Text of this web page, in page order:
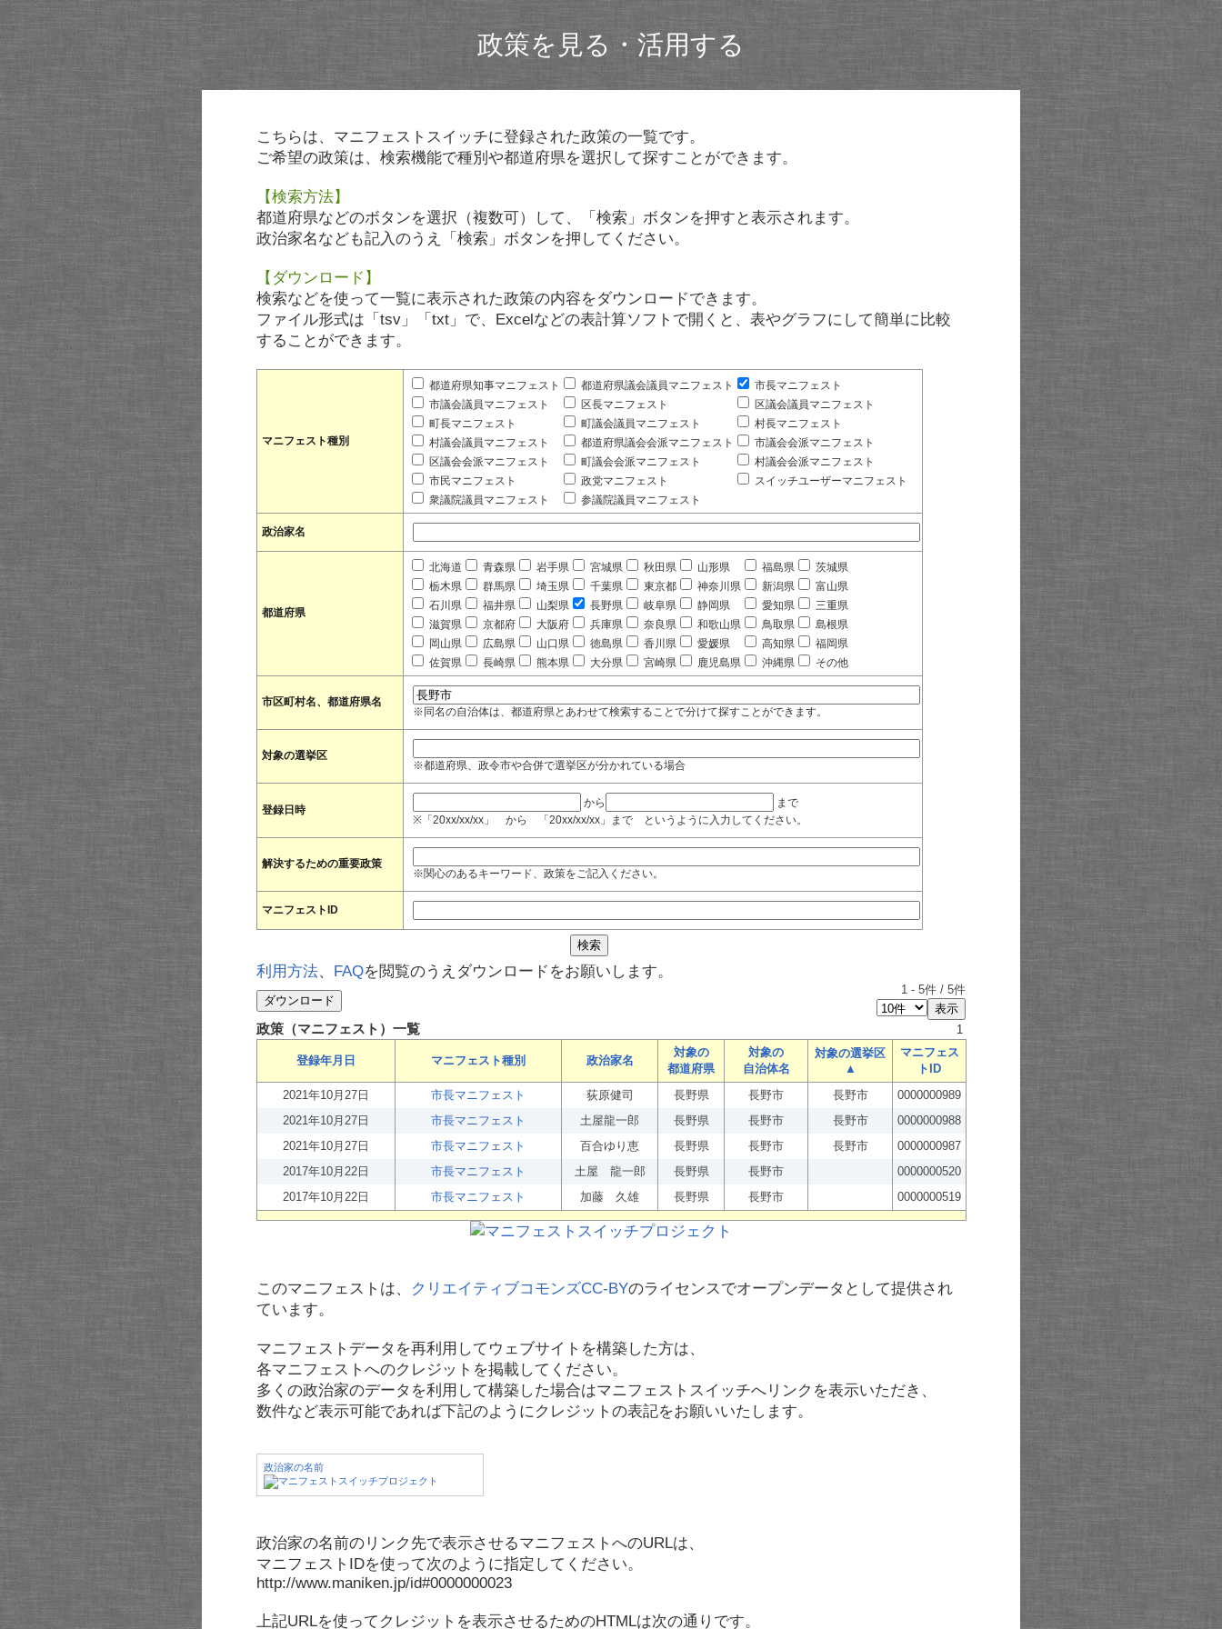
政策を見る・活用する
こちらは、マニフェストスイッチに登録された政策の一覧です。
ご希望の政策は、検索機能で種別や都道府県を選択して探すことができます。
【検索方法】
都道府県などのボタンを選択（複数可）して、「検索」ボタンを押すと表示されます。
政治家名なども記入のうえ「検索」ボタンを押してください。
【ダウンロード】
検索などを使って一覧に表示された政策の内容をダウンロードできます。
ファイル形式は「tsv」「txt」で、Excelなどの表計算ソフトで開くと、表やグラフにして簡単に比較
することができます。
マニフェスト種別
都道府県知事マニフェスト 都道府県議会議員マニフェスト
市長マニフェスト
市議会議員マニフェスト
区長マニフェスト
区議会議員マニフェスト
町長マニフェスト
町議会議員マニフェスト
村長マニフェスト
村議会議員マニフェスト
都道府県議会会派マニフェスト
市議会会派マニフェスト
区議会会派マニフェスト
町議会会派マニフェスト
村議会会派マニフェスト
市民マニフェスト
政党マニフェスト
スイッチユーザーマニフェスト
衆議院議員マニフェスト
参議院議員マニフェスト
政治家名
都道府県
北海道 青森県 岩手県 宮城県 秋田県 山形県 福島県
茨城県
栃木県
群馬県 埼玉県 千葉県 東京都 神奈川県 新潟県
富山県
石川県
福井県 山梨県 長野県 岐阜県 静岡県 愛知県
三重県
滋賀県
京都府 大阪府 兵庫県 奈良県 和歌山県 鳥取県
島根県
岡山県
広島県 山口県 徳島県 香川県 愛媛県 高知県
福岡県
佐賀県
長崎県 熊本県 大分県 宮崎県 鹿児島県 沖縄県 その他
市区町村名、都道府県名
※同名の自治体は、都道府県とあわせて検索することで分けて探すことができます。
対象の選挙区
※都道府県、政令市や合併で選挙区が分かれている場合
登録日時
から
まで
※「20xx/xx/xx」 から 「20xx/xx/xx」まで というように入力してください。
解決するための重要政策
※関心のあるキーワード、政策をご記入ください。
マニフェストID
利用方法、 FAQを閲覧のうえダウンロードをお願いします。
1 - 5件 / 5件
政策（マニフェスト）一覧 1
登録年月日 マニフェスト種別 政治家名
対象の
都道府県
対象の
自治体名
対象の選挙区
▲
マニフェス
トID
2021年10月27日
市長マニフェスト 荻原健司 長野県 長野市 長野市
0000000989
2021年10月27日
市長マニフェスト 土屋龍一郎 長野県 長野市 長野市
0000000988
2021年10月27日
市長マニフェスト 百合ゆり恵 長野県 長野市 長野市
0000000987
2017年10月22日
市長マニフェスト 土屋 龍一郎 長野県 長野市
0000000520
2017年10月22日
市長マニフェスト 加藤 久雄 長野県 長野市 0000000519
このマニフェストは、 クリエイティブコモンズCC-BYのライセンスでオープンデータとして提供され
ています。
マニフェストデータを再利用してウェブサイトを構築した方は、
各マニフェストへのクレジットを掲載してください。
多くの政治家のデータを利用して構築した場合はマニフェストスイッチへリンクを表示いただき、
数件など表示可能であれば下記のようにクレジットの表記をお願いいたします。
政治家の名前
政治家の名前のリンク先で表示させるマニフェストへのURLは、
マニフェストIDを使って次のように指定してください。
http://www.maniken.jp/id#0000000023
上記URLを使ってクレジットを表示させるためのHTMLは次の通りです。